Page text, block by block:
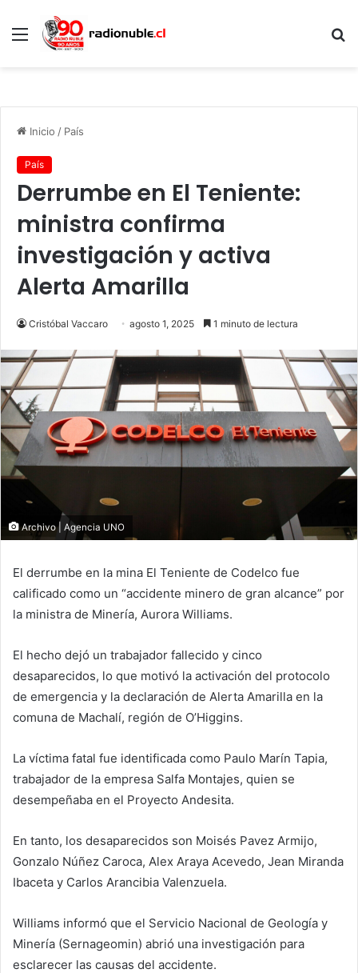
Menú
Inicio / País
País
Derrumbe en El Teniente:
ministra confirma
investigación y activa
Alerta Amarilla
Cristóbal Vaccaro agosto 1, 2025 1 minuto de lectura
Archivo | Agencia UNO
El derrumbe en la mina El Teniente de Codelco fue
calificado como un “accidente minero de gran alcance” por
la ministra de Minería, Aurora Williams.
El hecho dejó un trabajador fallecido y cinco
desaparecidos, lo que motivó la activación del protocolo
de emergencia y la declaración de Alerta Amarilla en la
comuna de Machalí, región de O’Higgins.
La víctima fatal fue identificada como Paulo Marín Tapia,
trabajador de la empresa Salfa Montajes, quien se
desempeñaba en el Proyecto Andesita.
En tanto, los desaparecidos son Moisés Pavez Armijo,
Gonzalo Núñez Caroca, Alex Araya Acevedo, Jean Miranda
Ibaceta y Carlos Arancibia Valenzuela.
Williams informó que el Servicio Nacional de Geología y
Minería (Sernageomin) abrió una investigación para
esclarecer las causas del accidente.